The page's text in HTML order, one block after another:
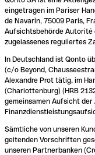
eingetragen im Pariser
de Navarin, 75009 Paris,
Aufsichtsbehörde Autorité
zugelassenes reguliertes
In Deutschland ist Qonto
(c/o Beyond,
Alexandre Prot tätig, im
(Charlottenburg) (HRB
gemeinsamen Aufsicht
Sämtliche von unseren
geltenden Vorschriften
unseren Partnerbanken